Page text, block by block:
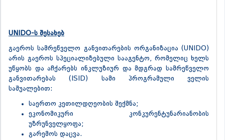
UNIDO-ს შესახებ
გაეროს სამრეწველო განვითარების ორგანიზაცია (UNIDO)
არის გაეროს სპეციალიზებული სააგენტო, რომელიც ხელს
უწყობს და აჩქარებს ინკლუზიურ და მდგრად სამრეწველო
განვითარებას (ISID) სამი პროგრამული ველის
საშუალებით:
საერთო კეთილდღეობის შექმნა;
ეკონომიკური კონკურენტუნარიანობის
უზრუნველყოფა;
გარემოს დაცვა.